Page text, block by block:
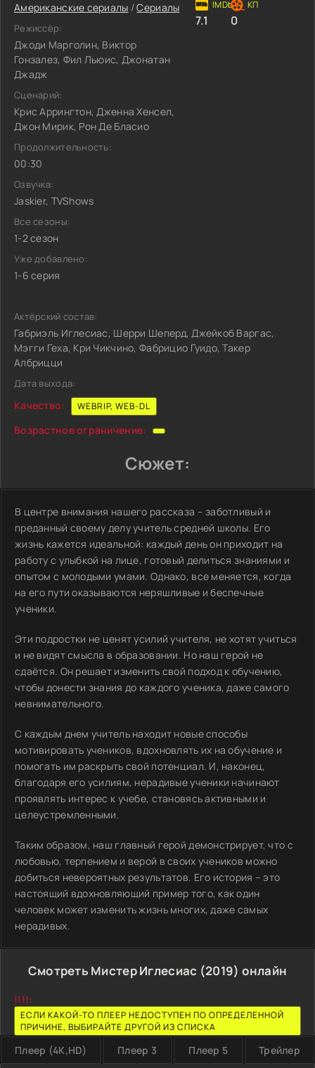
Американские сериалы /Сериалы
Режиссёр:
Джоди Марголин, Виктор
Гонзалез, Фил Льюис, Джонатан
Джадж
Сценарий:
Крис Аррингтон, Дженна Хенсел,
Джон Мирик, Рон Де Бласио
Продолжительность:
00:30
Озвучка:
Jaskier, TVShows
Все сезоны:
1-2 сезон
Уже добавлено:
1-6 серия
7.1 0
Актёрский состав:
Габриэль Иглесиас, Шерри Шеперд, Джейкоб Варгас,
Мэгги Геха, Кри Чикчино, Фабрицио Гуидо, Такер
Албрицци
Дата выхода:
Качество: WEBRIP, WEB-DL
Возрастное ограничение:
Сюжет:
В центре внимания нашего рассказа – заботливый и
преданный своему делу учитель средней школы. Его
жизнь кажется идеальной: каждый день он приходит на
работу с улыбкой на лице, готовый делиться знаниями и
опытом с молодыми умами. Однако, все меняется, когда
на его пути оказываются неряшливые и беспечные
ученики.
Эти подростки не ценят усилий учителя, не хотят учиться
и не видят смысла в образовании. Но наш герой не
сдаётся. Он решает изменить свой подход к обучению,
чтобы донести знания до каждого ученика, даже самого
невнимательного.
С каждым днем учитель находит новые способы
мотивировать учеников, вдохновлять их на обучение и
помогать им раскрыть свой потенциал. И, наконец,
благодаря его усилиям, нерадивые ученики начинают
проявлять интерес к учебе, становясь активными и
целеустремленными.
Таким образом, наш главный герой демонстрирует, что с
любовью, терпением и верой в своих учеников можно
добиться невероятных результатов. Его история – это
настоящий вдохновляющий пример того, как один
человек может изменить жизнь многих, даже самых
нерадивых.
Смотреть Мистер Иглесиас (2019) онлайн
!!!!:
ЕСЛИ КАКОЙ-ТО ПЛЕЕР НЕДОСТУПЕН ПО ОПРЕДЕЛЕННОЙ
ПРИЧИНЕ, ВЫБИРАЙТЕ ДРУГОЙ ИЗ СПИСКА
Плеер (4K,HD) Плеер 3 Плеер 5 Трейлер